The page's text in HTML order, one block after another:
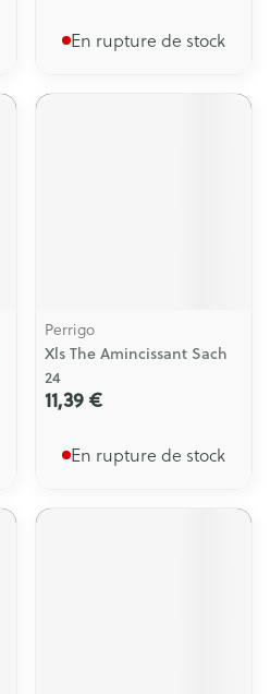
En rupture de stock
Perrigo
Xls The Amincissant Sach
24
11,39 €
En rupture de stock